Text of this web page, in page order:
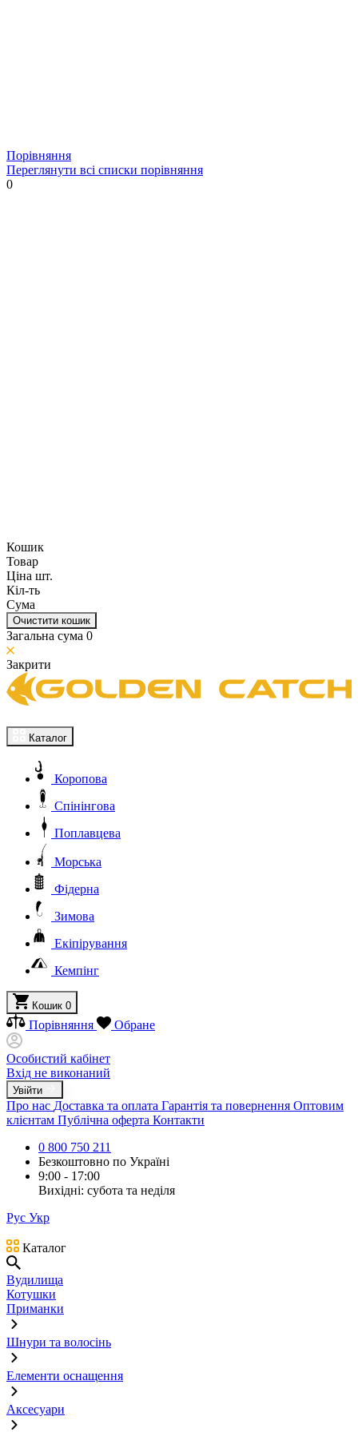
Порівняння
Переглянути всі списки порівняння
0
Кошик
Товар
Ціна шт.
Кіл-ть
Сума
Очистити кошик
Загальна сума 0
Закрити
Каталог
Коропова
Спінінгова
Поплавцева
Морська
Фідерна
Зимова
Екіпірування
Кемпінг
Кошик 0
Порівняння Обране
Особистий кабінет
Вхід не виконаний
Увійти
Про нас Доставка та оплата Гарантія та повернення Оптовим
клієнтам Публічна оферта Контакти
0 800 750 211
Безкоштовно по Україні
9:00 - 17:00
Вихідні: субота та неділя
Рус Укр
Каталог
Вудилища
Котушки
Приманки
Шнури та волосінь
Елементи оснащення
Аксесуари